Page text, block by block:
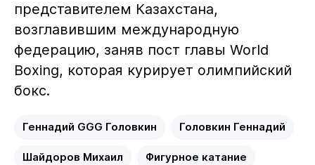
представителем Казахстана,
возглавившим международную
федерацию, заняв пост главы World
Boxing, которая курирует олимпийский
бокс.
Геннадий GGG Головкин Головкин Геннадий
Шайдоров Михаил Фигурное катание